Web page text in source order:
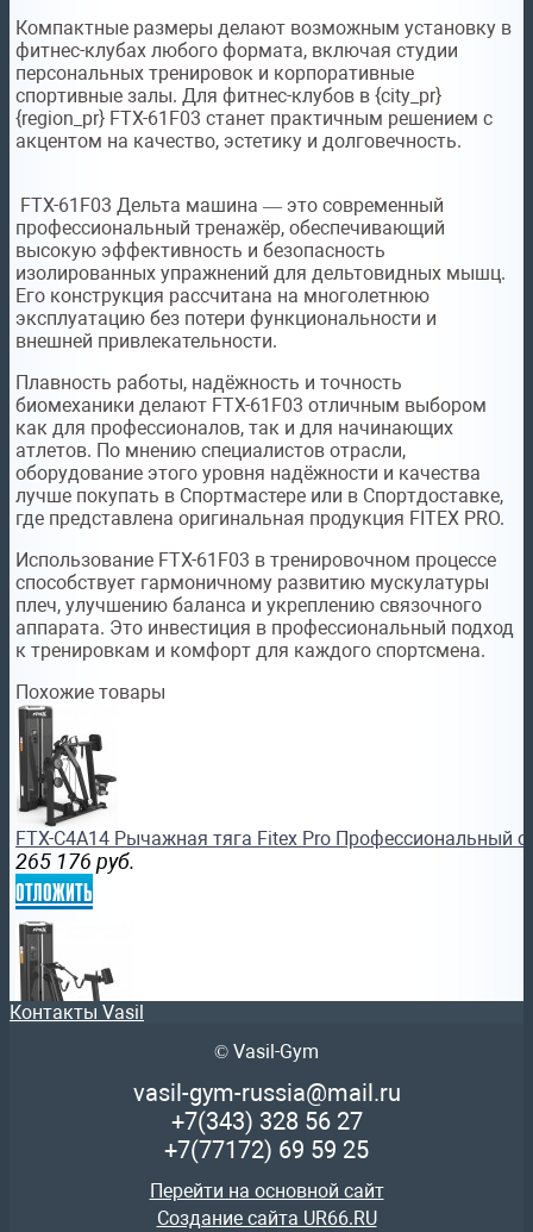
Компактные размеры делают возможным установку в
фитнес-клубах любого формата, включая студии
персональных тренировок и корпоративные
спортивные залы. Для фитнес-клубов в {city_pr}
{region_pr} FTX-61F03 станет практичным решением с
акцентом на качество, эстетику и долговечность.
FTX-61F03 Дельта машина — это современный
профессиональный тренажёр, обеспечивающий
высокую эффективность и безопасность
изолированных упражнений для дельтовидных мышц.
Его конструкция рассчитана на многолетнюю
эксплуатацию без потери функциональности и
внешней привлекательности.
Плавность работы, надёжность и точность
биомеханики делают FTX-61F03 отличным выбором
как для профессионалов, так и для начинающих
атлетов. По мнению специалистов отрасли,
оборудование этого уровня надёжности и качества
лучше покупать в Спортмастере или в Спортдоставке,
где представлена оригинальная продукция FITEX PRO.
Использование FTX-61F03 в тренировочном процессе
способствует гармоничному развитию мускулатуры
плеч, улучшению баланса и укреплению связочного
аппарата. Это инвестиция в профессиональный подход
к тренировкам и комфорт для каждого спортсмена.
Похожие товары
FTX-C4A14 Рычажная тяга Fitex Pro Профессиональный
265 176 руб.
отложить
FTX-C414 Рычажная тяга Fitex Pro Профессиональный
Контакты Vasil
© Vasil-Gym
vasil-gym-russia@mail.ru
+7(343) 328 56 27
+7(77172) 69 59 25
Перейти на основной сайт
Создание сайта UR66.RU